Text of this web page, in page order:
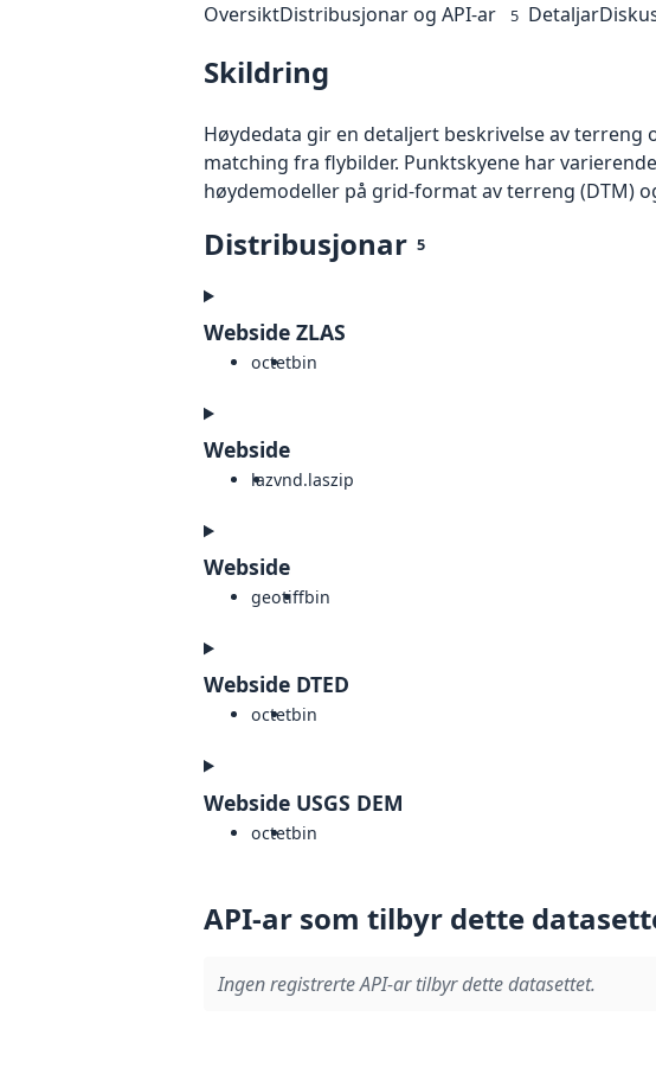
OversiktDistribusjonar og API-ar 5 Detaljar
Skildring
Høydedata gir en detaljert beskrivelse av
matching fra flybilder. Punktskyene har
høydemodeller på grid-format av terreng (DTM)
Distribusjonar 5
Webside ZLAS
octetbin
Webside
lazvnd.laszip
Webside
geotiffbin
Webside DTED
octetbin
Webside USGS DEM
octetbin
API-ar som tilbyr dette
Ingen registrerte API-ar tilbyr dette datasettet.